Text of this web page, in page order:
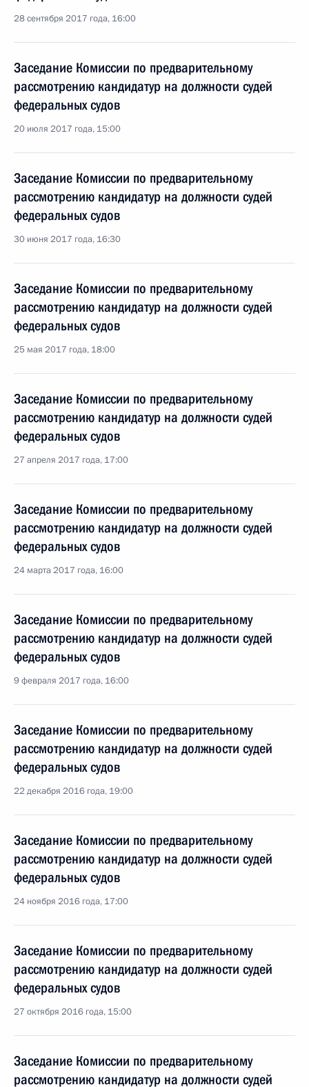
28 сентября 2017 года, 16:00
Заседание Комиссии по предварительному
рассмотрению кандидатур на должности судей
федеральных судов
20 июля 2017 года, 15:00
Заседание Комиссии по предварительному
рассмотрению кандидатур на должности судей
федеральных судов
30 июня 2017 года, 16:30
Заседание Комиссии по предварительному
рассмотрению кандидатур на должности судей
федеральных судов
25 мая 2017 года, 18:00
Заседание Комиссии по предварительному
рассмотрению кандидатур на должности судей
федеральных судов
27 апреля 2017 года, 17:00
Заседание Комиссии по предварительному
рассмотрению кандидатур на должности судей
федеральных судов
24 марта 2017 года, 16:00
Заседание Комиссии по предварительному
рассмотрению кандидатур на должности судей
федеральных судов
9 февраля 2017 года, 16:00
Заседание Комиссии по предварительному
рассмотрению кандидатур на должности судей
федеральных судов
22 декабря 2016 года, 19:00
Заседание Комиссии по предварительному
рассмотрению кандидатур на должности судей
федеральных судов
24 ноября 2016 года, 17:00
Заседание Комиссии по предварительному
рассмотрению кандидатур на должности судей
федеральных судов
27 октября 2016 года, 15:00
Заседание Комиссии по предварительному
рассмотрению кандидатур на должности судей